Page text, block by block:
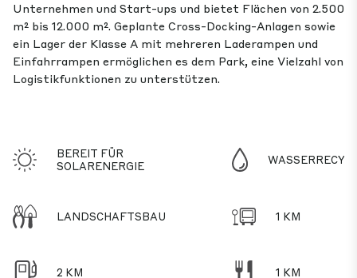
Unternehmen und Start-ups und bietet Flächen von 2.500
m² bis 12.000 m². Geplante Cross-Docking-Anlagen sowie
ein Lager der Klasse A mit mehreren Laderampen und
Einfahrrampen ermöglichen es dem Park, eine Vielzahl von
Logistikfunktionen zu unterstützen.
BEREIT FÜR
SOLARENERGIE
LANDSCHAFTSBAU 1 KM
2 KM 1 KM